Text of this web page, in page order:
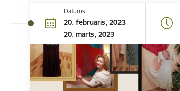
Datums
20. februāris, 2023 –
20. marts, 2023